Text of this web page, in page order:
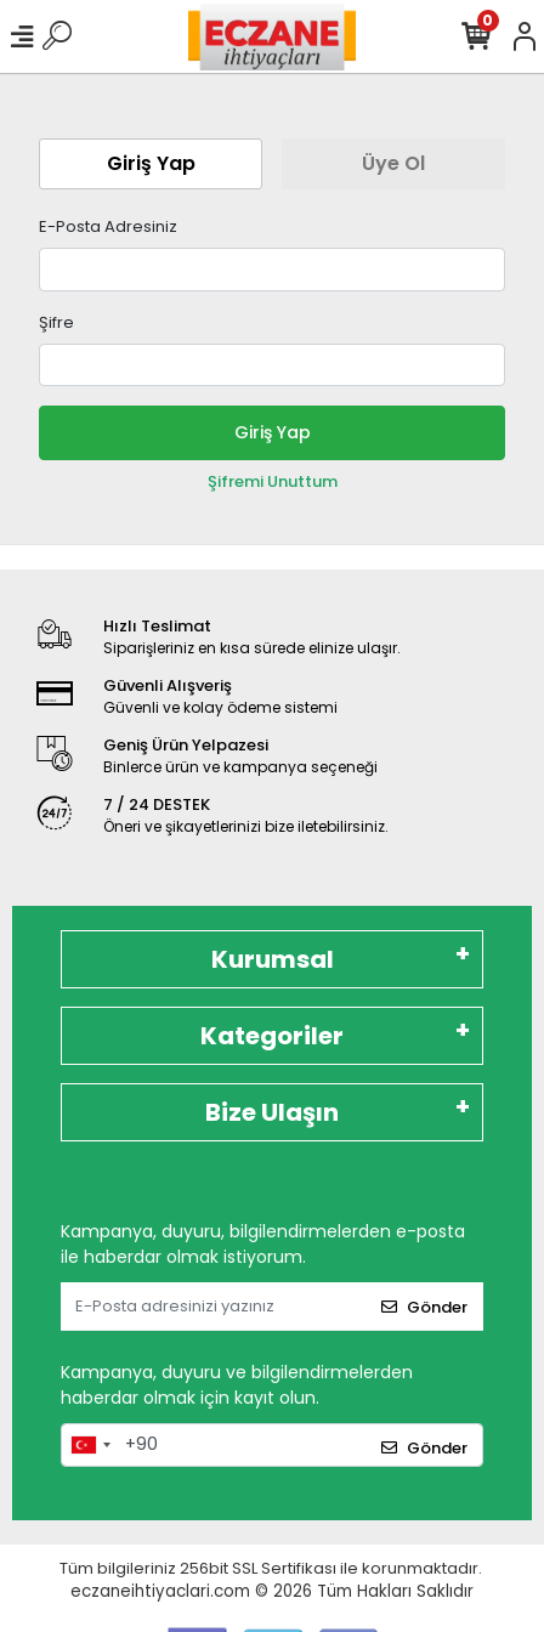
0
Giriş Yap Üye Ol
E-Posta Adresiniz
Şifre
Giriş Yap
Şifremi Unuttum
Hızlı Teslimat
Siparişleriniz en kısa sürede elinize ulaşır.
Güvenli Alışveriş
Güvenli ve kolay ödeme sistemi
Geniş Ürün Yelpazesi
Binlerce ürün ve kampanya seçeneği
7 / 24 DESTEK
Öneri ve şikayetlerinizi bize iletebilirsiniz.
Kurumsal
Kategoriler
Bize Ulaşın
Kampanya, duyuru, bilgilendirmelerden e-posta
ile haberdar olmak istiyorum.
Gönder
Kampanya, duyuru ve bilgilendirmelerden
haberdar olmak için kayıt olun.
Gönder
Tüm bilgileriniz 256bit SSL Sertifikası ile korunmaktadır.
eczaneihtiyaclari.com © 2026 Tüm Hakları Saklıdır